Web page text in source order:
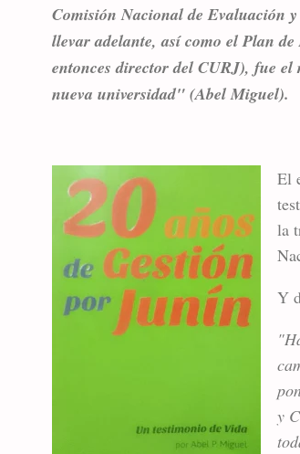
Comisión Nacional de Evaluación
llevar adelante, así como el Plan
entonces director del CURJ), fue
nueva universidad" (Abel Miguel).
El
la
Y
y